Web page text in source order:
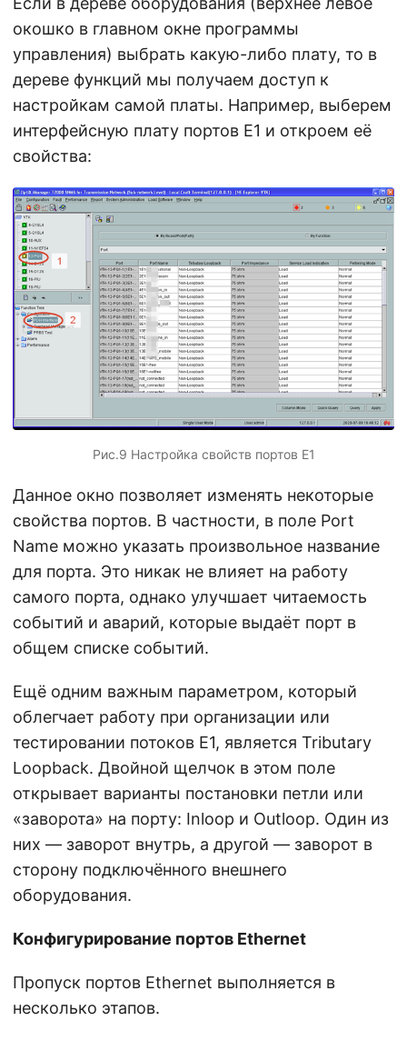
окошко в главном окне программы
управления) выбрать какую-либо плату, то в
дереве функций мы получаем доступ к
настройкам самой платы. Например, выберем
интерфейсную плату портов E1 и откроем её
свойства:
Рис.9 Настройка свойств портов E1
Данное окно позволяет изменять некоторые
свойства портов. В частности, в поле Port
Name можно указать произвольное название
для порта. Это никак не влияет на работу
самого порта, однако улучшает читаемость
событий и аварий, которые выдаёт порт в
общем списке событий.
Ещё одним важным параметром, который
облегчает работу при организации или
тестировании потоков E1, является Tributary
Loopback. Двойной щелчок в этом поле
открывает варианты постановки петли или
«заворота» на порту: Inloop и Outloop. Один из
них — заворот внутрь, а другой — заворот в
сторону подключённого внешнего
оборудования.
Конфигурирование портов Ethernet
Пропуск портов Ethernet выполняется в
несколько этапов.